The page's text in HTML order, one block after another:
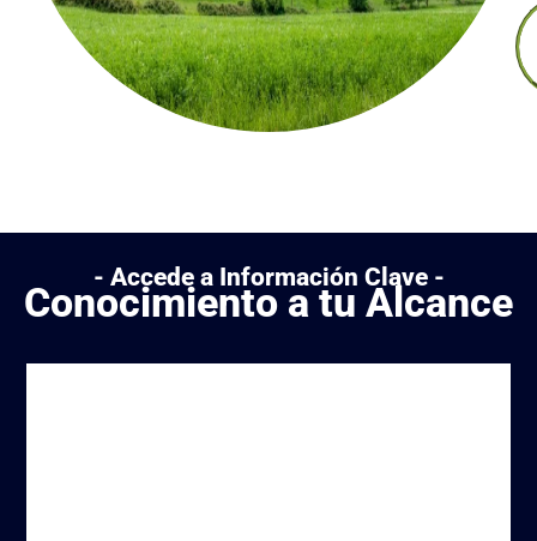
- Accede a Información Clave -
Conocimiento a tu Alcance